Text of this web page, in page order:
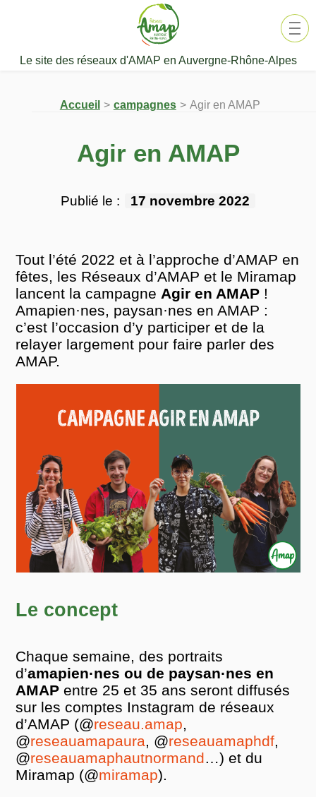
Le site des réseaux d'AMAP en Auvergne-Rhône-Alpes
Accueil campagnes Agir en AMAP
Agir en AMAP
Publié le : 17 novembre 2022
Tout l’été 2022 et à l’approche d’AMAP en
fêtes, les Réseaux d’AMAP et le Miramap
lancent la campagne Agir en AMAP !
Amapien·nes, paysan·nes en AMAP :
c’est l’occasion d’y participer et de la
relayer largement pour faire parler des
AMAP.
Le concept
Chaque semaine, des portraits
d’amapien·nes ou de paysan·nes en
AMAP entre 25 et 35 ans seront diffusés
sur les comptes Instagram de réseaux
d’AMAP (@reseau.amap,
@reseauamapaura, @reseauamaphdf,
@reseauamaphautnormand…) et du
Miramap (@miramap).